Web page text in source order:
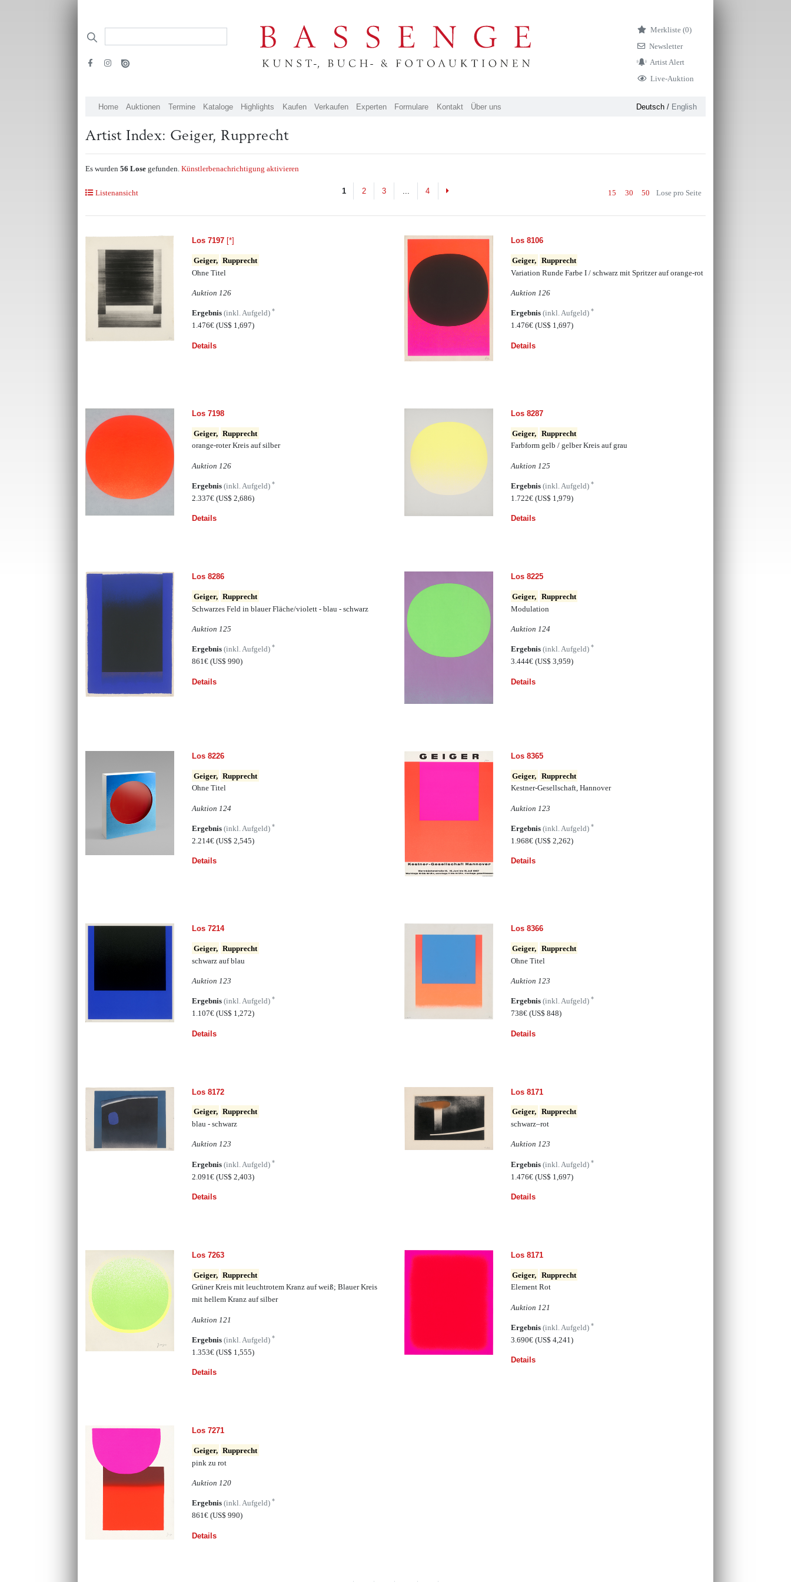
Merkliste (0)
Newsletter
Artist Alert
Live-Auktion
Home Auktionen Termine Kataloge Highlights Kaufen Verkaufen Experten Formulare Kontakt Über uns Deutsch/ English
Artist Index: Geiger, Rupprecht
Es wurden56 Losegefunden.Künstlerbenachrichtigung aktivieren
Listenansicht 1 2 3 4 Next 15 30 50 Lose pro Seite
Los 7197[*]
Geiger, Rupprecht
Ohne Titel
Auktion 126
Ergebnis (inkl. Aufgeld) *
1.476€ (US$ 1,697)
Details
Los 8106
Geiger, Rupprecht
Variation Runde Farbe I / schwarz mit Spritzer auf orange-rot
Auktion 126
Ergebnis (inkl. Aufgeld) *
1.476€ (US$ 1,697)
Details
Los 7198
Geiger, Rupprecht
orange-roter Kreis auf silber
Auktion 126
Ergebnis (inkl. Aufgeld) *
2.337€ (US$ 2,686)
Details
Los 8287
Geiger, Rupprecht
Farbform gelb / gelber Kreis auf grau
Auktion 125
Ergebnis (inkl. Aufgeld) *
1.722€ (US$ 1,979)
Details
Los 8286
Geiger, Rupprecht
Schwarzes Feld in blauer Fläche/violett - blau - schwarz
Auktion 125
Ergebnis (inkl. Aufgeld) *
861€ (US$ 990)
Details
Los 8225
Geiger, Rupprecht
Modulation
Auktion 124
Ergebnis (inkl. Aufgeld) *
3.444€ (US$ 3,959)
Details
Los 8226
Geiger, Rupprecht
Ohne Titel
Auktion 124
Ergebnis (inkl. Aufgeld) *
2.214€ (US$ 2,545)
Details
Los 8365
Geiger, Rupprecht
Kestner-Gesellschaft, Hannover
Auktion 123
Ergebnis (inkl. Aufgeld) *
1.968€ (US$ 2,262)
Details
Los 7214
Geiger, Rupprecht
schwarz auf blau
Auktion 123
Ergebnis (inkl. Aufgeld) *
1.107€ (US$ 1,272)
Details
Los 8366
Geiger, Rupprecht
Ohne Titel
Auktion 123
Ergebnis (inkl. Aufgeld) *
738€ (US$ 848)
Details
Los 8172
Geiger, Rupprecht
blau - schwarz
Auktion 123
Ergebnis (inkl. Aufgeld) *
2.091€ (US$ 2,403)
Details
Los 8171
Geiger, Rupprecht
schwarz–rot
Auktion 123
Ergebnis (inkl. Aufgeld) *
1.476€ (US$ 1,697)
Details
Los 7263
Geiger, Rupprecht
Grüner Kreis mit leuchtrotem Kranz auf weiß; Blauer Kreis
mit hellem Kranz auf silber
Auktion 121
Ergebnis (inkl. Aufgeld) *
1.353€ (US$ 1,555)
Details
Los 8171
Geiger, Rupprecht
Element Rot
Auktion 121
Ergebnis (inkl. Aufgeld) *
3.690€ (US$ 4,241)
Details
Los 7271
Geiger, Rupprecht
pink zu rot
Auktion 120
Ergebnis (inkl. Aufgeld) *
861€ (US$ 990)
Details